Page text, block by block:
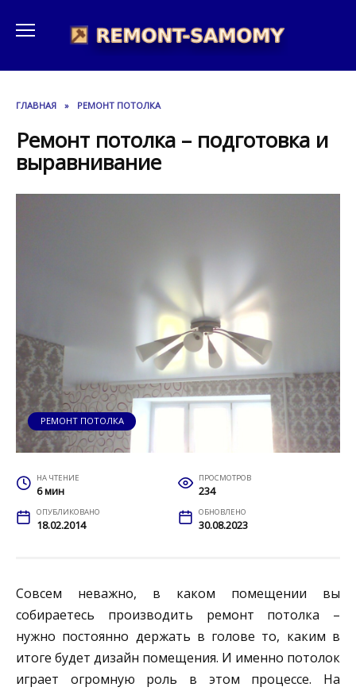
содержанию
ГЛАВНАЯ » РЕМОНТ ПОТОЛКА
Ремонт потолка – подготовка и
выравнивание
РЕМОНТ ПОТОЛКА
НА ЧТЕНИЕ
6 мин
ПРОСМОТРОВ
234
ОПУБЛИКОВАНО
18.02.2014
ОБНОВЛЕНО
30.08.2023
Совсем неважно, в каком помещении вы
собираетесь производить ремонт потолка –
нужно постоянно держать в голове то, каким в
итоге будет дизайн помещения. И именно потолок
играет огромную роль в этом процессе. На